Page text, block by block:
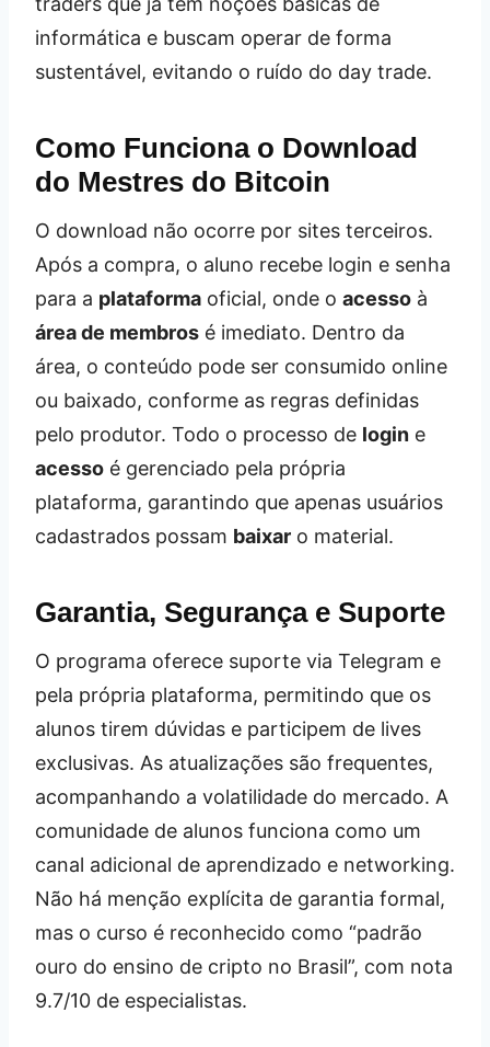
informática e buscam operar de forma
sustentável, evitando o ruído do day trade.
Como Funciona o Download
do Mestres do Bitcoin
O download não ocorre por sites terceiros.
Após a compra, o aluno recebe login e senha
para a plataforma oficial, onde o acesso à
área de membros é imediato. Dentro da
área, o conteúdo pode ser consumido online
ou baixado, conforme as regras definidas
pelo produtor. Todo o processo de login e
acesso é gerenciado pela própria
plataforma, garantindo que apenas usuários
cadastrados possam baixar o material.
Garantia, Segurança e Suporte
O programa oferece suporte via Telegram e
pela própria plataforma, permitindo que os
alunos tirem dúvidas e participem de lives
exclusivas. As atualizações são frequentes,
acompanhando a volatilidade do mercado. A
comunidade de alunos funciona como um
canal adicional de aprendizado e networking.
Não há menção explícita de garantia formal,
mas o curso é reconhecido como “padrão
ouro do ensino de cripto no Brasil”, com nota
9.7/10 de especialistas.